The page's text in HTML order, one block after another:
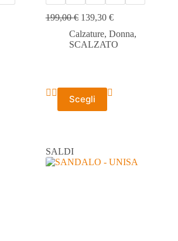
199,00€ 139,30 €
Calzature, Donna,
SCALZATO
Scegli
Questo
prodotto
opzioni
possono
SALDI